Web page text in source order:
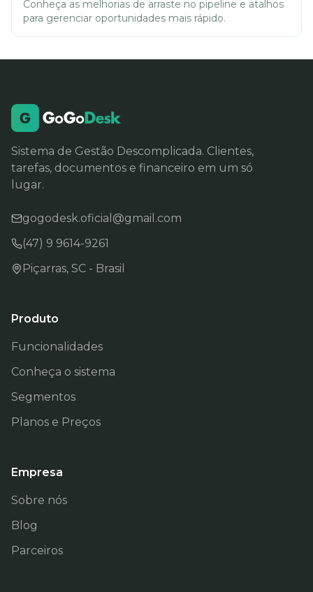
Conheça as melhorias de arraste no pipeline e atalhos
para gerenciar oportunidades mais rápido.
Sistema de Gestão Descomplicada. Clientes,
tarefas, documentos e financeiro em um só
lugar.
gogodesk.oficial@gmail.com
(47) 9 9614-9261
Piçarras, SC - Brasil
Produto
Funcionalidades
Conheça o sistema
Segmentos
Planos e Preços
Empresa
Sobre nós
Blog
Parceiros